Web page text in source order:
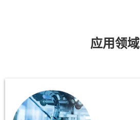
应用领域